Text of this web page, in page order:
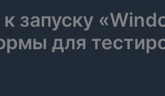
запуску
для